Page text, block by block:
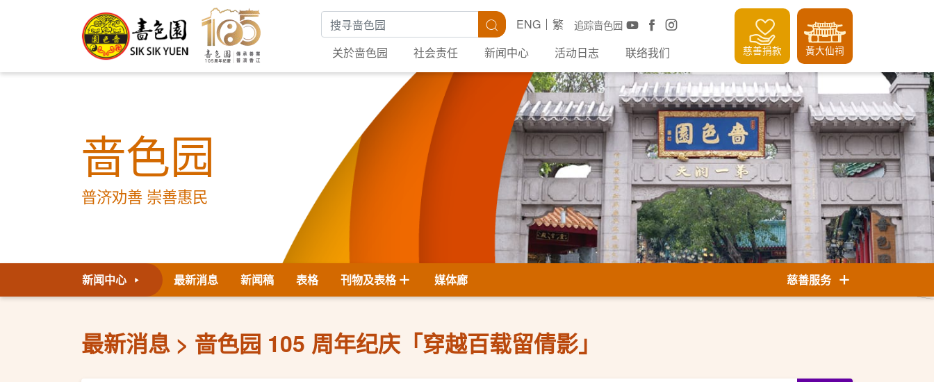
搜寻关键字 搜寻 追踪啬色园
ENG
繁
关於啬色园
社会责任 新闻中心 活动日志 联络我们 慈善捐款 黃大仙祠
啬色园
普济劝善 崇善惠民
新闻中心 最新消息 新闻稿 表格 刊物及表格 媒体廊 慈善服务
最新消息 啬色园 105 周年纪庆「穿越百载留倩影」